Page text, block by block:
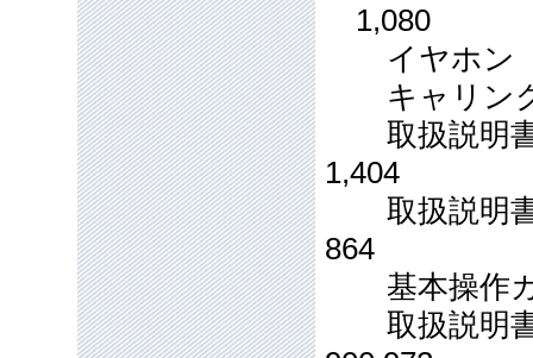
1,080
イヤホン
キャリン
取扱説明
1,404
取扱説明書
864
基本操作ガ
取扱説明書